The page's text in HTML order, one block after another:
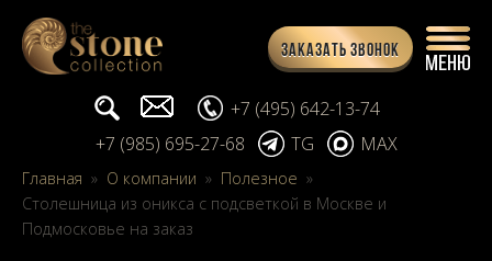
Заказать звонок
Поиск... info@stone-collection.ru
+7 (495) 642-13-74
+7 (985) 695-27-68
TG MAX
Главная » О компании » Полезное »
Столешница из оникса с подсветкой в Москве и
Подмосковье на заказ